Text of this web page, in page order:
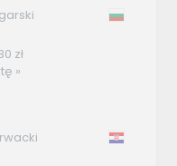
zł
»